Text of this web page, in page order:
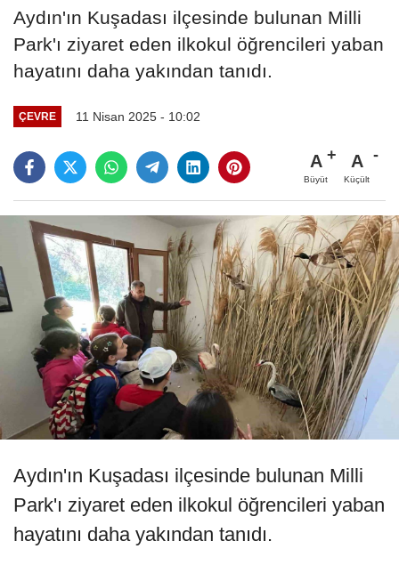
Aydın'ın Kuşadası ilçesinde bulunan Milli
Park'ı ziyaret eden ilkokul öğrencileri yaban
hayatını daha yakından tanıdı.
ÇEVRE 11 Nisan 2025 - 10:02
A
Büyüt
A
Küçült
Aydın'ın Kuşadası ilçesinde bulunan Milli
Park'ı ziyaret eden ilkokul öğrencileri yaban
hayatını daha yakından tanıdı.